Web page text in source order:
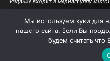
Издание входит в медиагруппу
Мы используем куки для
нашего сайта. Если Вы
будем считать что